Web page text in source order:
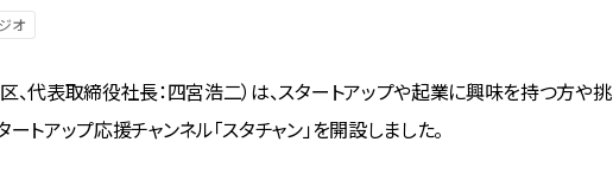
オ
、代表取締役社長：四宮浩二）は、スタートアップや起業に興味を持つ方や挑
トアップ応援チャンネル「スタチャン」を開設しました。